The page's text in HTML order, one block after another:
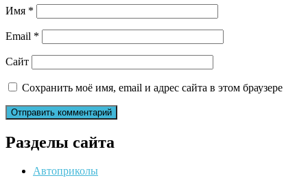
Имя *
Email *
Сайт
Сохранить моё имя, email и адрес сайта в этом
Разделы сайта
Автоприколы